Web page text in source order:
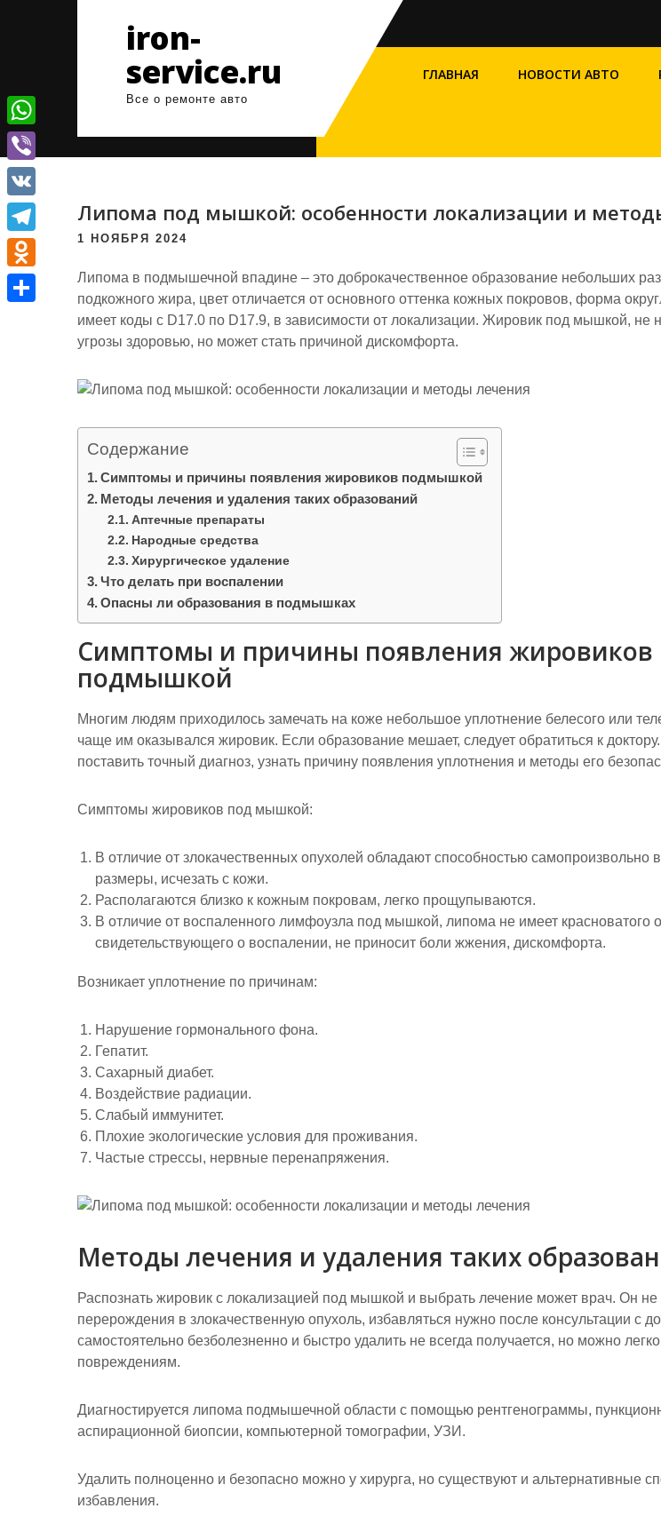
iron-
service.ru
Все о ремонте авто
ГЛАВНАЯ НОВОСТИ АВТО
Липома под мышкой: особенности локализации и
1 НОЯБРЯ 2024
Липома в подмышечной впадине – это доброкачественное образование небольших
подкожного жира, цвет отличается от основного оттенка кожных покровов, форма
имеет коды с D17.0 по D17.9, в зависимости от локализации. Жировик под мышкой, не
угрозы здоровью, но может стать причиной дискомфорта.
Содержание
Симптомы и причины появления жировиков подмышкой
Методы лечения и удаления таких образований
Аптечные препараты
Народные средства
Хирургическое удаление
Что делать при воспалении
Опасны ли образования в подмышках
Симптомы и причины появления жировиков
подмышкой
Многим людям приходилось замечать на коже небольшое уплотнение белесого или
чаще им оказывался жировик. Если образование мешает, следует обратиться к
поставить точный диагноз, узнать причину появления уплотнения и методы его
Симптомы жировиков под мышкой:
В отличие от злокачественных опухолей обладают способностью самопроизвольно
размеры, исчезать с кожи.
Располагаются близко к кожным покровам, легко прощупываются.
В отличие от воспаленного лимфоузла под мышкой, липома не имеет красноватого
свидетельствующего о воспалении, не приносит боли жжения, дискомфорта.
Возникает уплотнение по причинам:
Нарушение гормонального фона.
Гепатит.
Сахарный диабет.
Воздействие радиации.
Слабый иммунитет.
Плохие экологические условия для проживания.
Частые стрессы, нервные перенапряжения.
Методы лечения и удаления таких
Распознать жировик с локализацией под мышкой и выбрать лечение может врач. Он не
перерождения в злокачественную опухоль, избавляться нужно после консультации с
самостоятельно безболезненно и быстро удалить не всегда получается, но можно
повреждениям.
Диагностируется липома подмышечной области с помощью рентгенограммы,
аспирационной биопсии, компьютерной томографии, УЗИ.
Удалить полноценно и безопасно можно у хирурга, но существуют и альтернативные
избавления.
W
h
a
A
V
i
b
e
V
K
T
e
l
O